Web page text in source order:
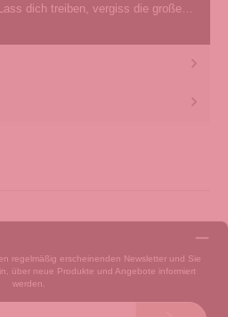
dich treiben, vergiss die große…
regelmäßig erscheinenden Newsletter und Sie
über neue Produkte und Angebote informiert
werden.